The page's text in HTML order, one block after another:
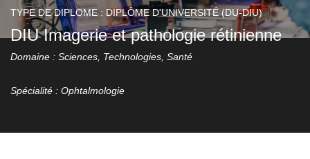
TYPE DE DIPLOME : DIPLÔME D'UNIVERSITÉ (DU-DIU)
DIU Imagerie et pathologie rétinienne
Domaine : Sciences, Technologies, Santé
Spécialité : Ophtalmologie